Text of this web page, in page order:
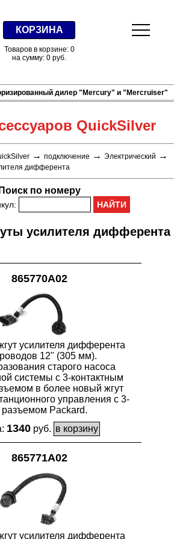
КОРЗИНА
Товаров в корзине: 0
на сумму: 0 руб.
дилер "Mercury" и "Mercruiser"
QuickSilver
→ подключение → Электрический →
дифферента
Поиск по номеру
усилителя дифферента
865770A02
усилителя дифферента
12" (305 мм).
старого насоса
системы с 3-контактным
в более новый жгут
управления с 3-
разъемом Packard.
1340 руб.
865771A02
усилителя дифферента